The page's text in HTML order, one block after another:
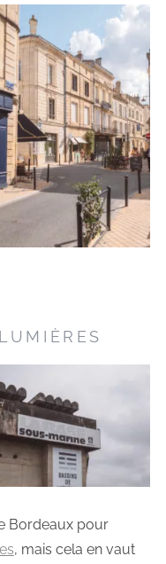
Bordeaux pour
, mais cela en vaut